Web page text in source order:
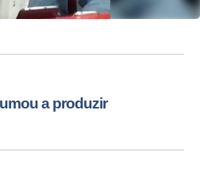
a produzir